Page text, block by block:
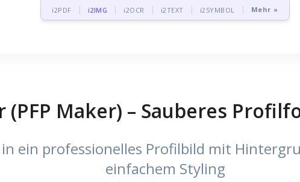
i2PDF i2IMG i2OCR i2TEXT i2SYMBOL Mehr »
Maker) – Sauberes
in ein professionelles Profilbild mit
einfachem Styling